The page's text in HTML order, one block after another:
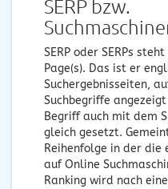
SERP bzw.
SERP oder SERPs
Page(s). Das ist er
Suchergebnisseiten,
Suchbegriffe
Begriff auch mit dem
gleich gesetzt.
Reihenfolge in der die
auf Online
Ranking wird nach